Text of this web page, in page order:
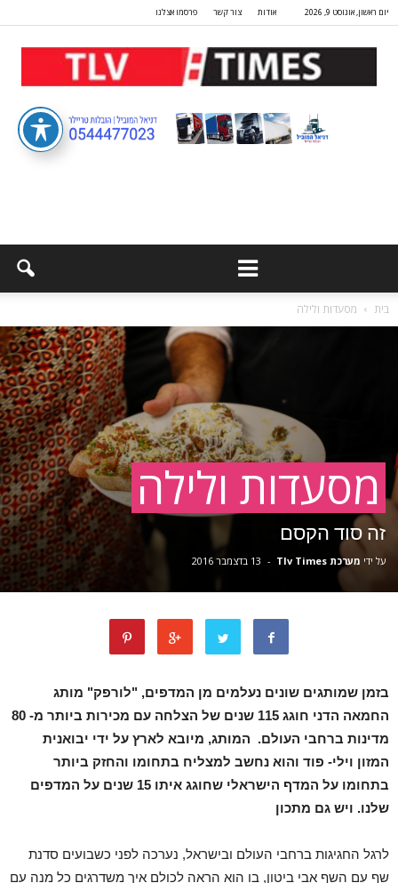
יום ראשון, אוגוסט 9, 2026 אודות צור קשר פרסמו אצלנו
בית מסעדות ולילה
מסעדות ולילה
זה סוד הקסם
על ידי מערכת Tlv Times - 13 בדצמבר 2016
בזמן שמותגים שונים נעלמים מן המדפים, "לורפק" מותג
החמאה הדני חוגג 115 שנים של הצלחה עם מכירות ביותר מ- 80
מדינות ברחבי העולם. המותג, מיובא לארץ על ידי יבואנית
המזון וילי- פוד והוא נחשב למצליח בתחומו והחזק ביותר
בתחומו על המדף הישראלי שחוגג איתו 15 שנים על המדפים
שלנו. ויש גם מתכון
לרגל החגיגות ברחבי העולם ובישראל, נערכה לפני כשבועים סדנת
שף עם השף אבי ביטון, בו הוא הראה לכולם איך משדרגים כל מנה עם